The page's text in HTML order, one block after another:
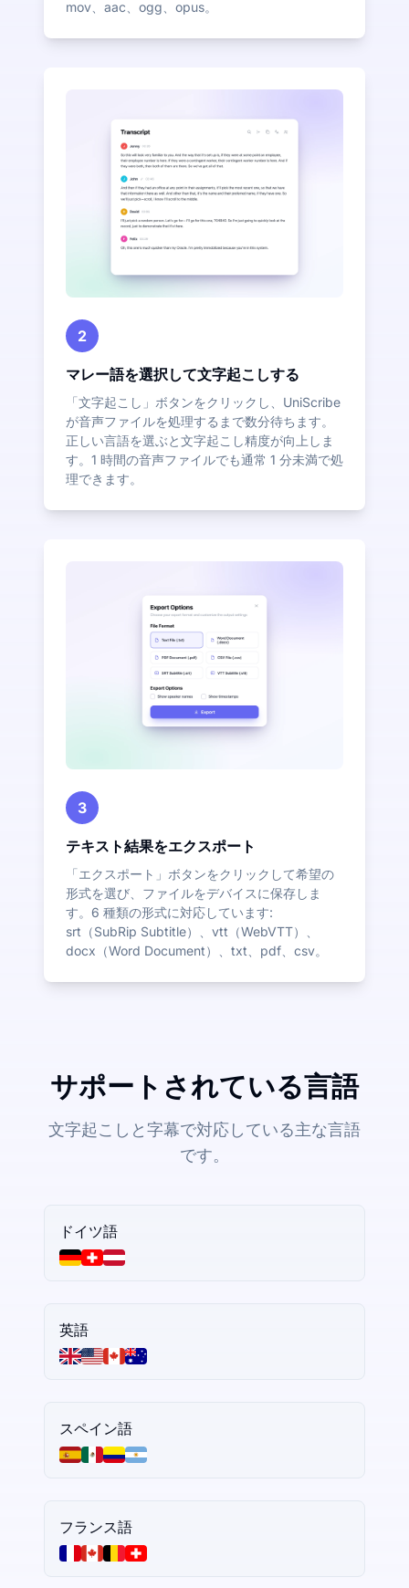
mov、aac、ogg、opus。
2
マレー語を選択して文字起こしする
「文字起こし」ボタンをクリックし、UniScribe
が音声ファイルを処理するまで数分待ちます。
正しい言語を選ぶと文字起こし精度が向上しま
す。1 時間の音声ファイルでも通常 1 分未満で処
理できます。
3
テキスト結果をエクスポート
「エクスポート」ボタンをクリックして希望の
形式を選び、ファイルをデバイスに保存しま
す。6 種類の形式に対応しています:
srt（SubRip Subtitle）、vtt（WebVTT）、
docx（Word Document）、txt、pdf、csv。
サポートされている言語
文字起こしと字幕で対応している主な言語
です。
ドイツ語
英語
スペイン語
フランス語